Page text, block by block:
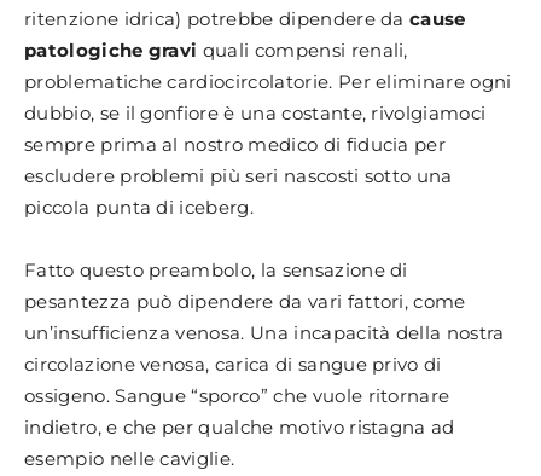
ritenzione idrica) potrebbe dipendere dacause
patologiche gravi quali compensi renali,
problematiche cardiocircolatorie. Per eliminare ogni
dubbio, se il gonfiore è una costante, rivolgiamoci
sempre prima al nostro medico di fiducia per
escludere problemi più seri nascosti sotto una
piccola punta di iceberg.
Fatto questo preambolo, la sensazione di
pesantezza può dipendere da vari fattori, come
un’insufficienza venosa. Una incapacità della nostra
circolazione venosa, carica di sangue privo di
ossigeno. Sangue “sporco” che vuole ritornare
indietro, e che per qualche motivo ristagna ad
esempio nelle caviglie.